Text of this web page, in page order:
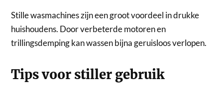
Stille wasmachines zijn een groot voordeel in drukke
huishoudens. Door verbeterde motoren en
trillingsdemping kan wassen bijna geruisloos verlopen.
Tips voor stiller gebruik